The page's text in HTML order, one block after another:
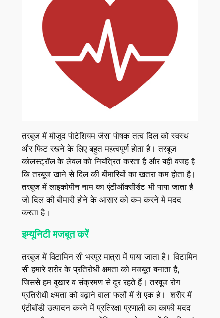
तरबूज में मौजूद पोटेशियम जैसा पोषक तत्‍व दिल को स्‍वस्‍थ
और फिट रखने के लिए बहुत महत्‍वपूर्ण होता है। तरबूज
कोलस्ट्रॉल के लेवल को नियंत्रित करता है और यही वजह है
कि तरबूज खाने से दिल की बीमारियों का खतरा कम होता है।
तरबूज में लाइकोपीन नाम का एंटीऑक्सीडेंट भी पाया जाता है
जो दिल की बीमारी होने के आसार को कम करने में मदद
करता है।
इम्यूनिटी मजबूत करें
तरबूज में विटामिन सी भरपूर मात्रा में पाया जाता है। विटामिन
सी हमारे शरीर के प्रतिरोधी क्षमता को मजबूत बनाता है,
जिससे हम बुखार व संक्रमण से दूर रहते हैं। तरबूज रोग
प्रतिरोधी क्षमता को बढ़ाने वाला फलों में से एक है। शरीर में
एंटीबॉडी उत्पादन करने में प्रतिरक्षा प्रणाली का काफी मदद